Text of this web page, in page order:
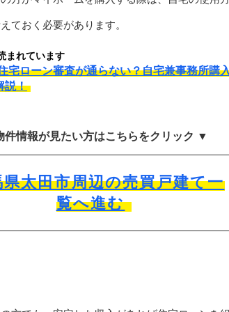
ておく必要があります。
まれています
宅ローン審査が通らない？自宅兼事務所購
説！
件情報が見たい方はこちらをクリック ▼
県太田市周辺の売買戸建て一
覧へ進む